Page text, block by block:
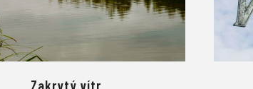
Zakrytý vítr